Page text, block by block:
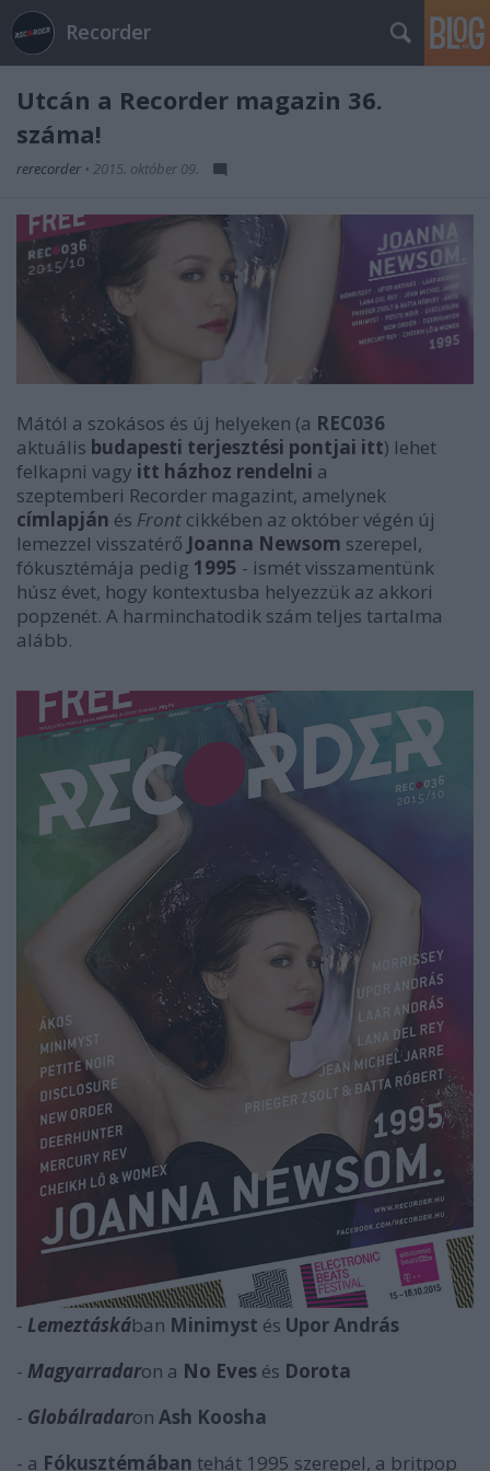
Recorder
Utcán a Recorder magazin 36.
száma!
rerecorder • 2015. október 09.
Mától a szokásos és új helyeken (a REC036
aktuális budapesti terjesztési pontjai itt) lehet
felkapni vagy itt házhoz rendelni a
szeptemberi Recorder magazint, amelynek
címlapján és Front cikkében az október végén új
lemezzel visszatérő Joanna Newsom szerepel,
fókusztémája pedig 1995 - ismét visszamentünk
húsz évet, hogy kontextusba helyezzük az akkori
popzenét. A harminchatodik szám teljes tartalma
alább.
- Lemeztáskában Minimyst és Upor András
- Magyarradaron a No Eves és Dorota
- Globálradaron Ash Koosha
- a Fókusztémában tehát 1995 szerepel, a britpop